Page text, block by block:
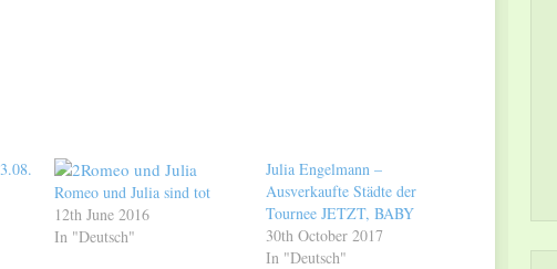
Romeo und Julia sind tot
12th June 2016
In "Deutsch"
Julia Engelmann –
Ausverkaufte Städte der
Tournee JETZT, BABY
30th October 2017
In "Deutsch"